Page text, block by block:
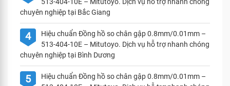
chuyên nghiệp tại Bắc Giang
4
Hiệu chuẩn Đồng hồ so chân gập 0.8mm/0.01mm –
513-404-10E – Mitutoyo. Dịch vụ hỗ trợ nhanh chóng
chuyên nghiệp tại Bình Dương
5
Hiệu chuẩn Đồng hồ so chân gập 0.8mm/0.01mm –